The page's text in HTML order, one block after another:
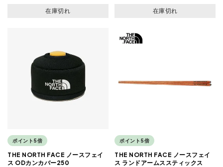
在庫切れ 在庫切れ
ポイント5倍
THE NORTH FACE ノースフェイ
ス ODカンカバー250
ポイント5倍
THE NORTH FACE ノースフェイ
ス ランドアームススティックス